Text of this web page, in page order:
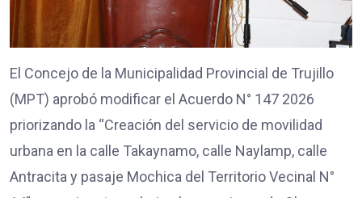
El Concejo de la Municipalidad Provincial de Trujillo
(MPT) aprobó modificar el Acuerdo N° 147 2026
priorizando la “Creación del servicio de movilidad
urbana en la calle Takaynamo, calle Naylamp, calle
Antracita y pasaje Mochica del Territorio Vecinal N°